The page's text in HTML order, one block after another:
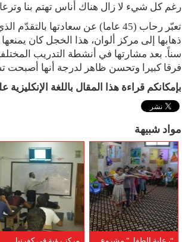
رغم كل شيء لا زال هناك أناس تهتم بنا
تعبّر رحاب (45 عاما) عن سعادتها
ذهابها إلى مركز ألوان، هذا الخجل كان
سناً. بعد مشارتها في أنشطة التدريب
فرقا كبيرا وتحسن ظاهر لدرجة أنها
بإمكانكم قراءة هذا المقال باللغة الإنكليزية
مواد شبيهة
“رعاية الطفل” مشروع
مركز رؤية في كفرنبل